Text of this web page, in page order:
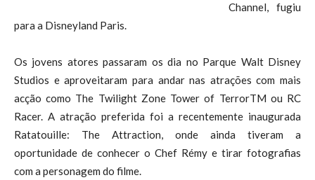
Channel, fugiu
para a Disneyland Paris.
Os jovens atores passaram os dia no Parque Walt Disney
Studios e aproveitaram para andar nas atrações com mais
acção como The Twilight Zone Tower of TerrorTM ou RC
Racer. A atração preferida foi a recentemente inaugurada
Ratatouille: The Attraction, onde ainda tiveram a
oportunidade de conhecer o Chef Rémy e tirar fotografias
com a personagem do filme.